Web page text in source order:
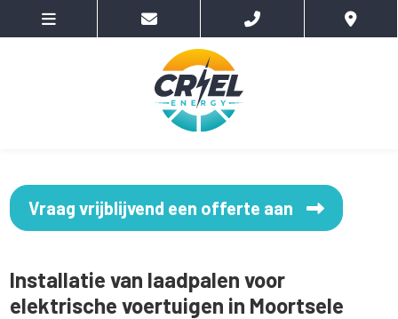
Vraag vrijblijvend een offerte aan
Installatie van laadpalen voor
elektrische voertuigen in Moortsele